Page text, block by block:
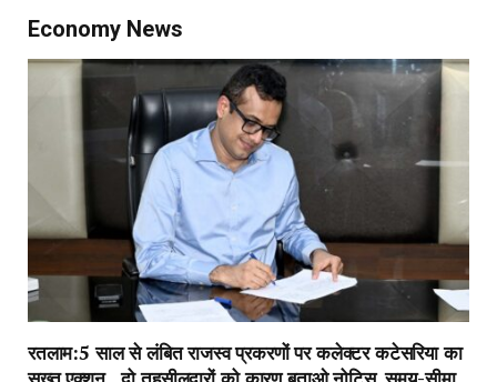
Economy News
रतलाम:5 साल से लंबित राजस्व प्रकरणों पर कलेक्टर कटेसरिया का